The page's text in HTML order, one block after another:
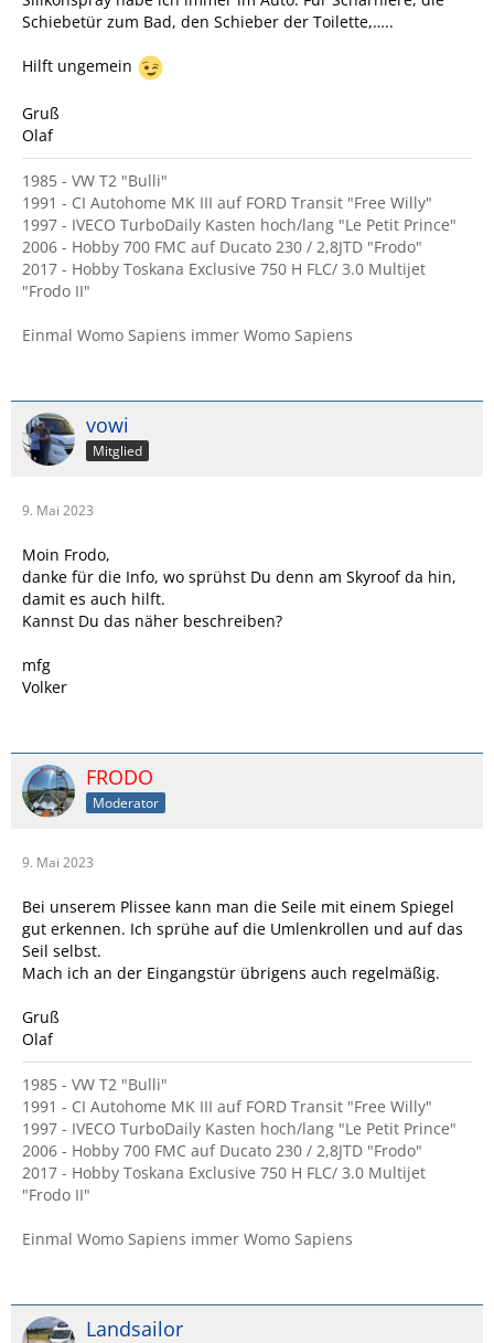
Schiebetür zum Bad, den Schieber der Toilette,…..
Hilft ungemein
Gruß
Olaf
1985 - VW T2 "Bulli"
1991 - CI Autohome MK III auf FORD Transit "Free Willy"
1997 - IVECO TurboDaily Kasten hoch/lang "Le Petit Prince"
2006 - Hobby 700 FMC auf Ducato 230 / 2,8JTD "Frodo"
2017 - Hobby Toskana Exclusive 750 H FLC/ 3.0 Multijet
"Frodo II"
Einmal Womo Sapiens immer Womo Sapiens
vowi
Mitglied
9. Mai 2023
Moin Frodo,
danke für die Info, wo sprühst Du denn am Skyroof da hin,
damit es auch hilft.
Kannst Du das näher beschreiben?
mfg
Volker
FRODO
Moderator
9. Mai 2023
Bei unserem Plissee kann man die Seile mit einem Spiegel
gut erkennen. Ich sprühe auf die Umlenkrollen und auf das
Seil selbst.
Mach ich an der Eingangstür übrigens auch regelmäßig.
Gruß
Olaf
1985 - VW T2 "Bulli"
1991 - CI Autohome MK III auf FORD Transit "Free Willy"
1997 - IVECO TurboDaily Kasten hoch/lang "Le Petit Prince"
2006 - Hobby 700 FMC auf Ducato 230 / 2,8JTD "Frodo"
2017 - Hobby Toskana Exclusive 750 H FLC/ 3.0 Multijet
"Frodo II"
Einmal Womo Sapiens immer Womo Sapiens
Landsailor